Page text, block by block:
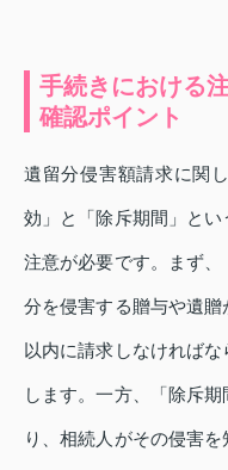
手続きにおける
確認ポイント
遺留分侵害額請求に関
効」と「除斥期間」と
注意が必要です。まず
分を侵害する贈与や遺
以内に請求しなければ
します。一方、「除斥
り、相続人がその侵害